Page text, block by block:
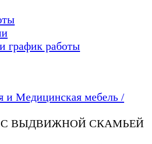
график работы
и Медицинская мебель /
ВЫДВИЖНОЙ СКАМЬЕЙ